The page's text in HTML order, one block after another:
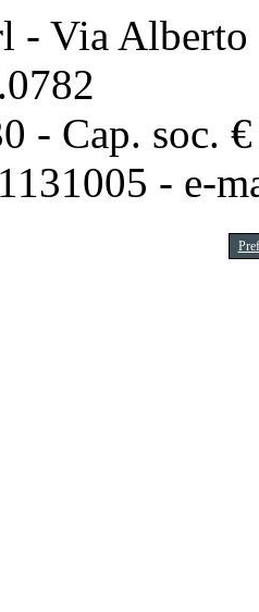
- Via
- Cap. soc.
- e-